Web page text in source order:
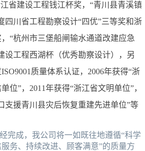
省建设工程钱江杯奖，“青川县青溪镇
四川省工程勘察设计“四优”三等奖和浙
“杭州市三堡船闸输水通道改建应急
设工程西湖杯（优秀勘察设计），另
ISO9001 质量体系认证， 2006年获得“浙
位”， 2011年获得“浙江省文明单位”，
支援青川县灾后恢复重建先进单位”等
完成，我公司将一如既往地遵循“科学
务、持续改进、顾客满意”的质量方